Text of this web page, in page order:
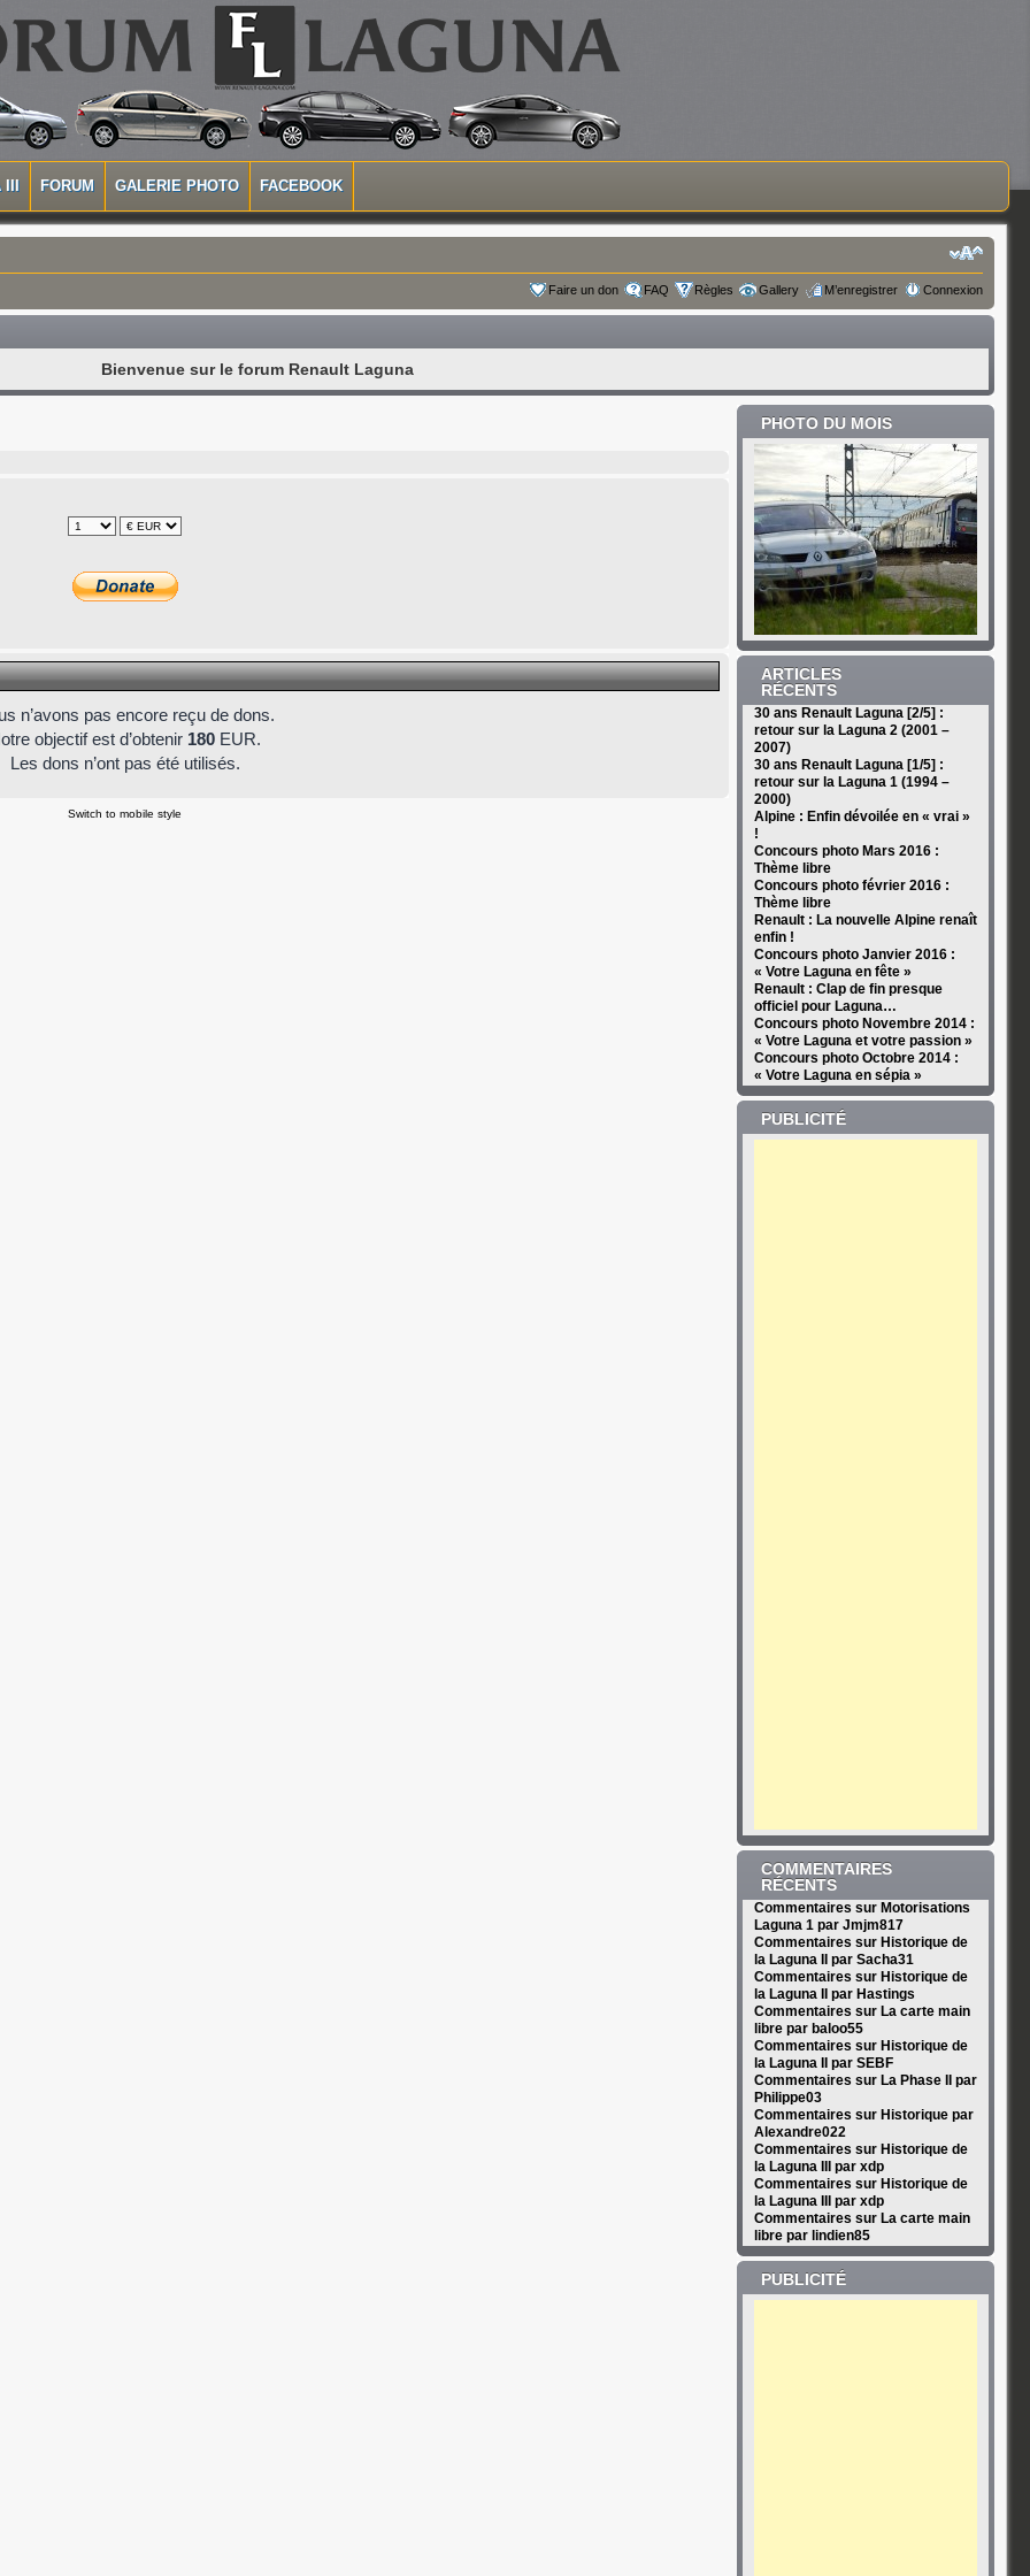
III FORUM GALERIE PHOTO FACEBOOK
Faire un don FAQ Règles Gallery M’enregistrer Connexion
Bienvenue sur le forum Renault Laguna
n’avons pas encore reçu de dons.
objectif est d’obtenir 180 EUR.
Les dons n’ont pas été utilisés.
Switch to mobile style
PHOTO DU MOIS
ARTICLES
RÉCENTS
30 ans Renault Laguna [2/5] :
retour sur la Laguna 2 (2001 –
2007)
30 ans Renault Laguna [1/5] :
retour sur la Laguna 1 (1994 –
2000)
Alpine : Enfin dévoilée en « vrai »
!
Concours photo Mars 2016 :
Thème libre
Concours photo février 2016 :
Thème libre
Renault : La nouvelle Alpine renaît
enfin !
Concours photo Janvier 2016 :
« Votre Laguna en fête »
Renault : Clap de fin presque
officiel pour Laguna…
Concours photo Novembre 2014 :
« Votre Laguna et votre passion »
Concours photo Octobre 2014 :
« Votre Laguna en sépia »
PUBLICITÉ
COMMENTAIRES
RÉCENTS
Commentaires sur Motorisations
Laguna 1 par Jmjm817
Commentaires sur Historique de
la Laguna II par Sacha31
Commentaires sur Historique de
la Laguna II par Hastings
Commentaires sur La carte main
libre par baloo55
Commentaires sur Historique de
la Laguna II par SEBF
Commentaires sur La Phase II par
Philippe03
Commentaires sur Historique par
Alexandre022
Commentaires sur Historique de
la Laguna III par xdp
Commentaires sur Historique de
la Laguna III par xdp
Commentaires sur La carte main
libre par lindien85
PUBLICITÉ